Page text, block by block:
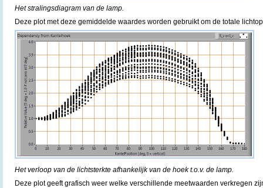
Het stralingsdiagram van de lamp.
Deze plot met deze gemiddelde waardes worden gebruikt om de totale
Het verloop van de lichtsterkte afhankelijk van de hoek t.o.v. de lamp.
Deze plot geeft grafisch weer welke verschillende meetwaarden verkregen